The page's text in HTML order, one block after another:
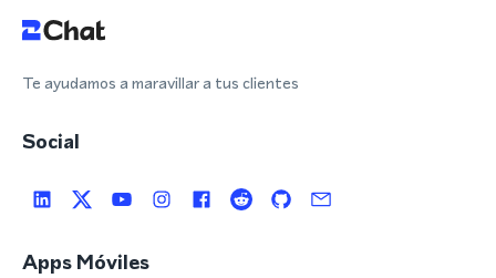
Te ayudamos a maravillar a tus clientes
Social
Apps Móviles